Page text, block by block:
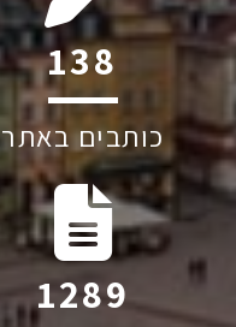
202
כותבים באתר
1884